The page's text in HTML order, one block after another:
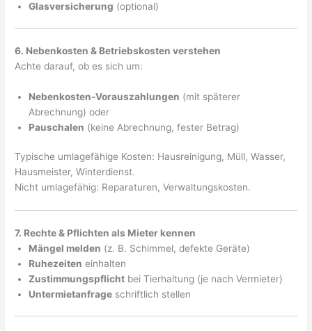
Glasversicherung (optional)
6. Nebenkosten & Betriebskosten verstehen
Achte darauf, ob es sich um:
Nebenkosten-Vorauszahlungen (mit späterer
Abrechnung) oder
Pauschalen (keine Abrechnung, fester Betrag)
Typische umlagefähige Kosten: Hausreinigung, Müll, Wasser,
Hausmeister, Winterdienst.
Nicht umlagefähig: Reparaturen, Verwaltungskosten.
7. Rechte & Pflichten als Mieter kennen
Mängel melden (z. B. Schimmel, defekte Geräte)
Ruhezeiten einhalten
Zustimmungspflicht bei Tierhaltung (je nach Vermieter)
Untermietanfrage schriftlich stellen